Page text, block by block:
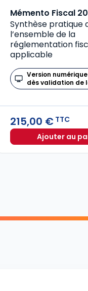
Mémento Fiscal
Synthèse pratique
l’ensemble de la
réglementation
applicable
Version
dès validation de
215,00 € TTC
Ajouter au